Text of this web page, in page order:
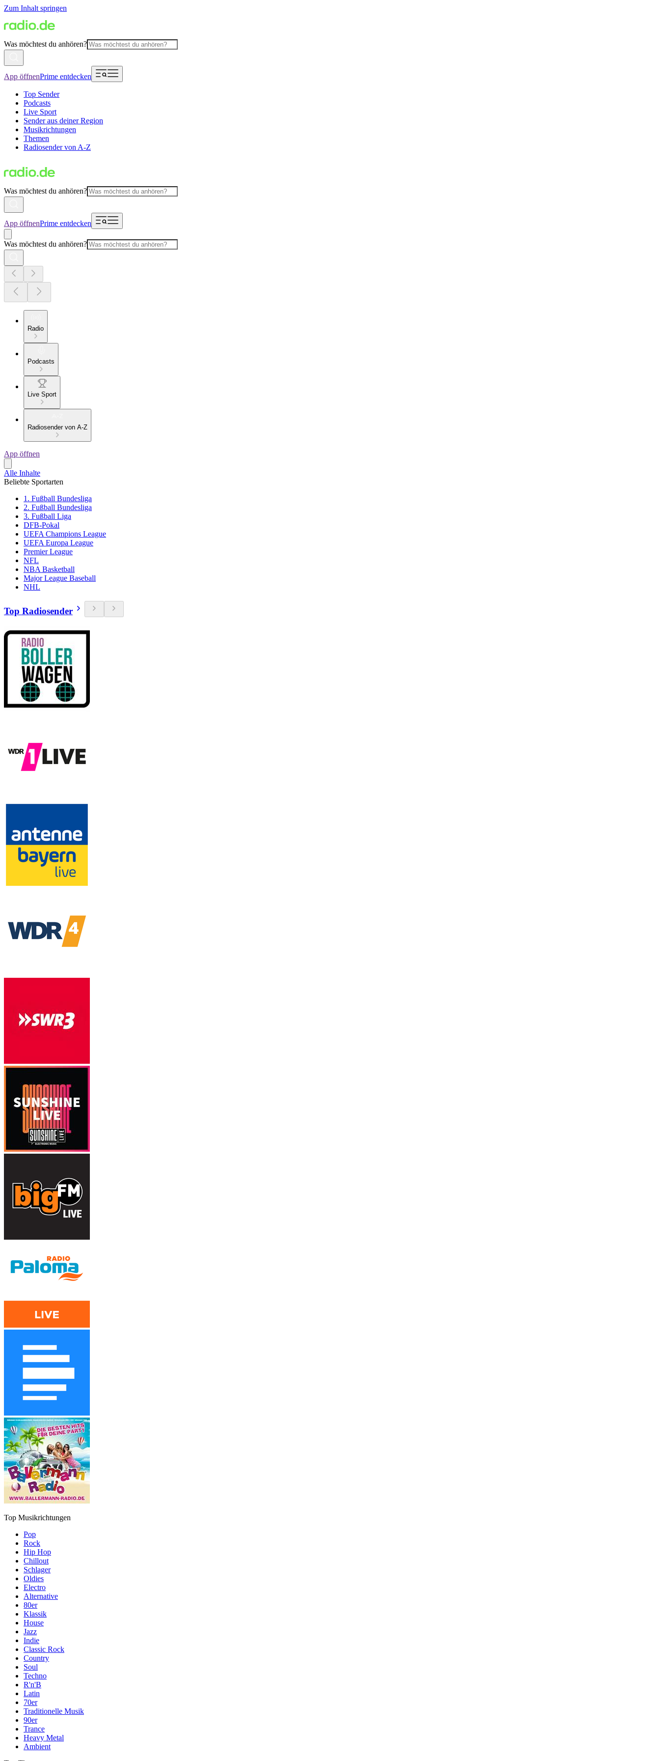
Zum Inhalt springen
Was möchtest du anhören?
App öffnenPrime entdecken
Top Sender
Podcasts
Live Sport
Sender aus deiner Region
Musikrichtungen
Themen
Radiosender von A-Z
Was möchtest du anhören?
App öffnenPrime entdecken
Was möchtest du anhören?
Radio
Podcasts
Live Sport
Radiosender von A-Z
App öffnen
Alle Inhalte
Beliebte Sportarten
1. Fußball Bundesliga
2. Fußball Bundesliga
3. Fußball Liga
DFB-Pokal
UEFA Champions League
UEFA Europa League
Premier League
NFL
NBA Basketball
Major League Baseball
NHL
Top Radiosender
Top Musikrichtungen
Pop
Rock
Hip Hop
Chillout
Schlager
Oldies
Electro
Alternative
80er
Klassik
House
Jazz
Indie
Classic Rock
Country
Soul
Techno
R'n'B
Latin
70er
Traditionelle Musik
90er
Trance
Heavy Metal
Ambient